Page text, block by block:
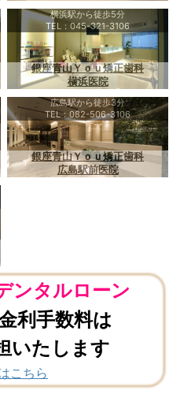
横浜駅から徒歩5分
TEL：045-321-3106
銀座青山Ｙｏｕ矯正歯科
横浜医院
広島駅から徒歩3分
TEL：082-506-3106
銀座青山Ｙｏｕ矯正歯科
広島駅前医院
ンタルローン
利手数料は
いたします
こちら